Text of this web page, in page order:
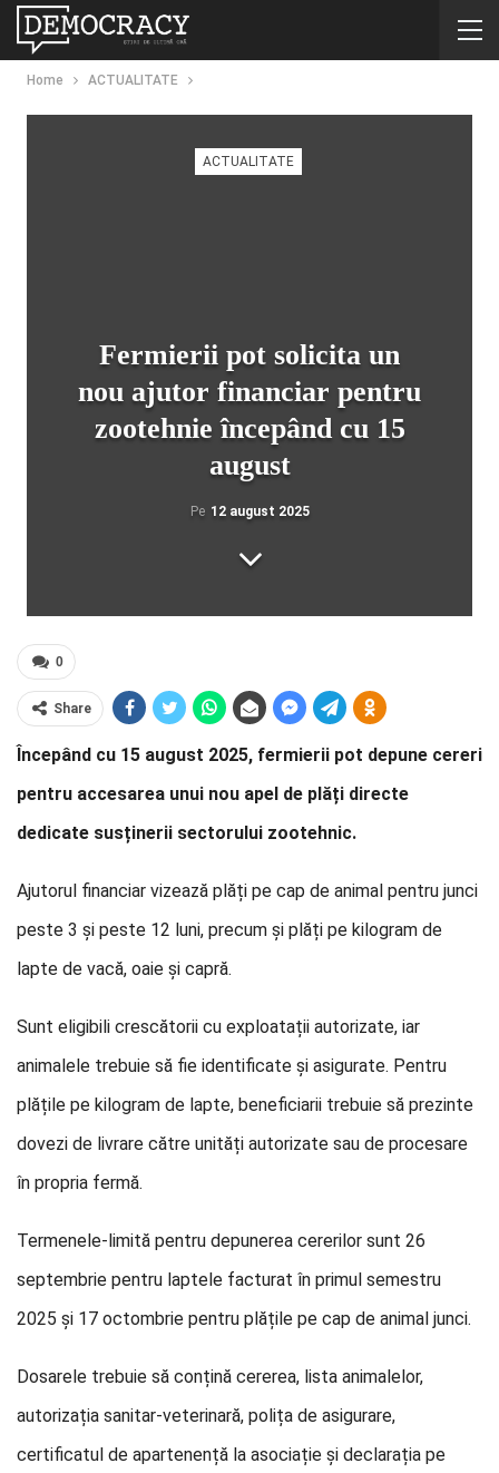
Home ACTUALITATE
ACTUALITATE
Fermierii pot solicita un
nou ajutor financiar pentru
zootehnie începând cu 15
august
Pe 12 august 2025
0
Share
Începând cu 15 august 2025, fermierii pot depune cereri
pentru accesarea unui nou apel de plăți directe
dedicate susținerii sectorului zootehnic.
Ajutorul financiar vizează plăți pe cap de animal pentru junci
peste 3 și peste 12 luni, precum și plăți pe kilogram de
lapte de vacă, oaie și capră.
Sunt eligibili crescătorii cu exploatații autorizate, iar
animalele trebuie să fie identificate și asigurate. Pentru
plățile pe kilogram de lapte, beneficiarii trebuie să prezinte
dovezi de livrare către unități autorizate sau de procesare
în propria fermă.
Termenele-limită pentru depunerea cererilor sunt 26
septembrie pentru laptele facturat în primul semestru
2025 și 17 octombrie pentru plățile pe cap de animal junci.
Dosarele trebuie să conțină cererea, lista animalelor,
autorizația sanitar-veterinară, polița de asigurare,
certificatul de apartenență la asociație și declarația pe